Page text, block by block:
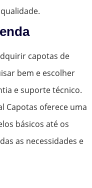
capotas de
bem e escolher
e suporte técnico.
Capotas oferece uma
básicos até os
as necessidades e